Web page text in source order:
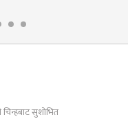
चिन्हबाट सुशोभित